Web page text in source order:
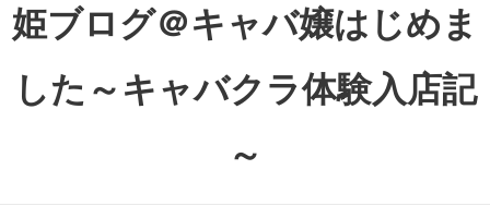
姫ブログ＠キャバ嬢はじめま
した～キャバクラ体験入店記
～